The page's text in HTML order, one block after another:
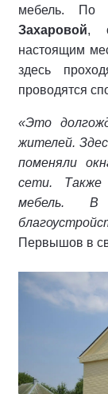
мебель. По
Захаровой,
настоящим
здесь
проводятся
«Это
жителей.
поменяли
сети. Также
мебель. В
Первышов в